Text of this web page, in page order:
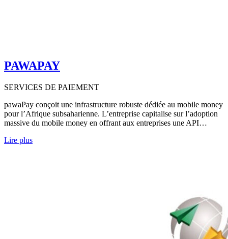
PAWAPAY
SERVICES DE PAIEMENT
pawaPay conçoit une infrastructure robuste dédiée au mobile money
pour l’Afrique subsaharienne. L’entreprise capitalise sur l’adoption
massive du mobile money en offrant aux entreprises une API…
Lire plus